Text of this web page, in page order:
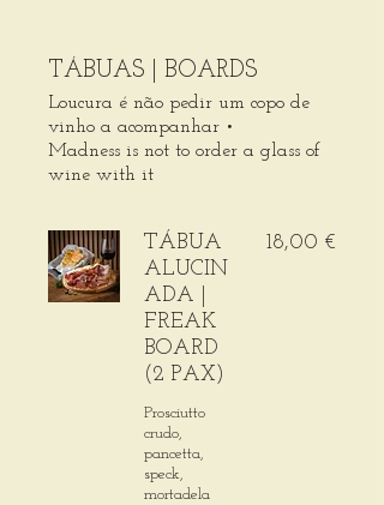
TÁBUAS | BOARDS
Loucura é não pedir um copo de
vinho a acompanhar •
Madness is not to order a glass of
wine with it
TÁBUA
ALUCIN
ADA |
FREAK
BOARD
(2 PAX)
Prosciutto
crudo,
pancetta,
speck,
mortadela
18,00 €